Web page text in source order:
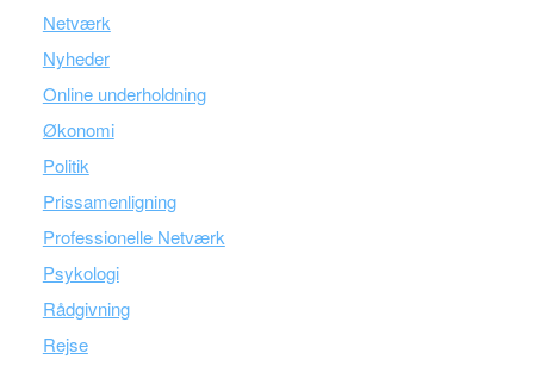
Netværk
Nyheder
Online underholdning
Økonomi
Politik
Prissamenligning
Professionelle Netværk
Psykologi
Rådgivning
Rejse